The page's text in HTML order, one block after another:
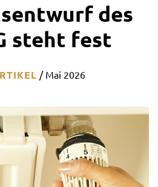
des
steht fest
/ Mai 2026